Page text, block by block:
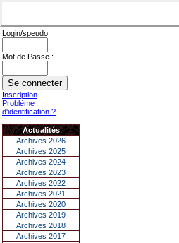
Login/speudo :
Mot de Passe :
Inscription
Problème
d'identification ?
Actualités
Archives 2026
Archives 2025
Archives 2024
Archives 2023
Archives 2022
Archives 2021
Archives 2020
Archives 2019
Archives 2018
Archives 2017